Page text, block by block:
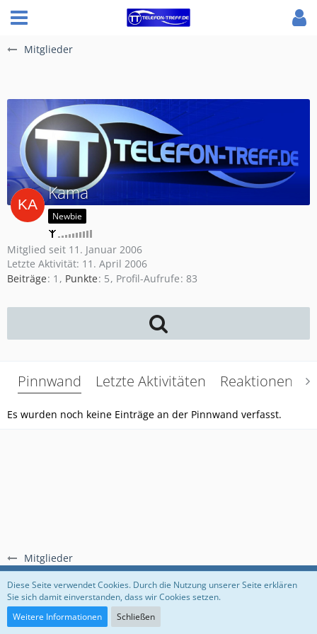
Mitglieder
Mitglieder
Kama
Newbie
Mitglied seit 11. Januar 2006
Letzte Aktivität: 11. April 2006
Beiträge 1 Punkte 5 Profil-Aufrufe 83
Pinnwand Letzte Aktivitäten Reaktionen
Es wurden noch keine Einträge an der Pinnwand verfasst.
Regeln Datenschutzerklärung Impressum
Community-Software:
Diese Seite verwendet Cookies. Durch die Nutzung unserer Seite erklären
Sie sich damit einverstanden, dass wir Cookies setzen.
Weitere Informationen
Schließen